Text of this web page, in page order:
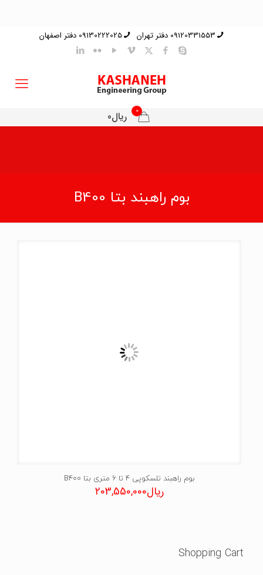
09120331553 دفتر تهران 09130222025 دفتر اصفهان
0 ریال0
بوم راهبند بتا B400
بوم راهبند تلسکوپی 4 تا 6 متری بتا B400
ریال203,550,000
Shopping Cart